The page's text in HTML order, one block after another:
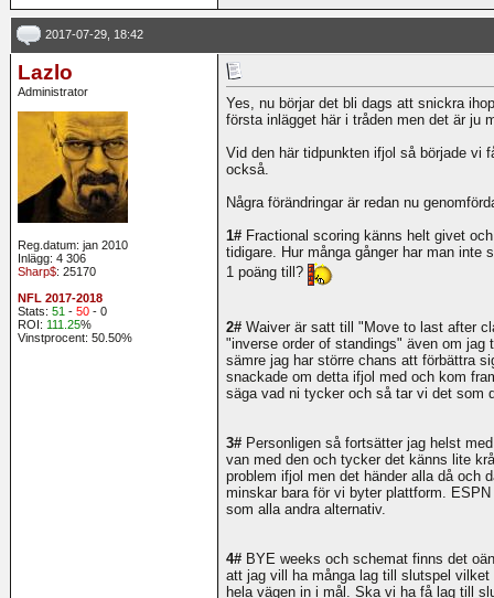
2017-07-29, 18:42
Lazlo
Administrator
Reg.datum: jan 2010
Inlägg: 4 306
Sharp$: 25170
NFL 2017-2018
Stats: 51 - 50 - 0
ROI: 111.25%
Vinstprocent: 50.50%
Yes, nu börjar det bli dags att snickra
första inlägget här i tråden men det är ju
Vid den här tidpunkten ifjol så började vi
också.
Några förändringar är redan nu
1# Fractional scoring känns helt givet
tidigare. Hur många gånger har man
1 poäng till?
2# Waiver är satt till "Move to last after
"inverse order of standings" även om
sämre jag har större chans att förbättra
snackade om detta ifjol med och kom
säga vad ni tycker och så tar vi det som
3# Personligen så fortsätter jag helst
van med den och tycker det känns lite
problem ifjol men det händer alla då och
minskar bara för vi byter plattform.
som alla andra alternativ.
4# BYE weeks och schemat finns det
att jag vill ha många lag till slutspel
hela vägen in i mål. Ska vi ha få lag till